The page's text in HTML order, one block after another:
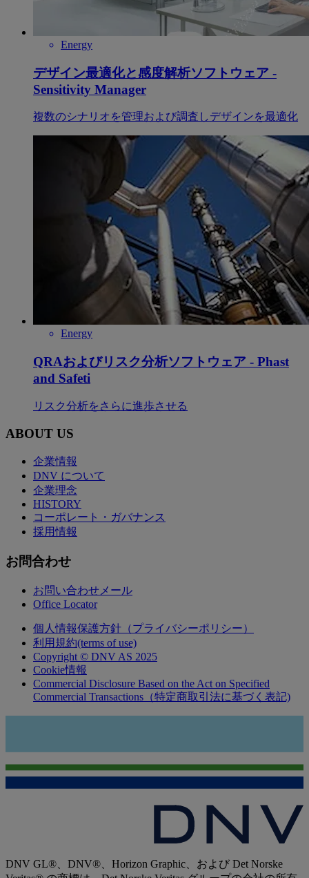
Energy
デザイン最適化と感度解析ソフトウェア -
Sensitivity Manager
複数のシナリオを管理および調査しデザインを最適化
Energy
QRAおよびリスク分析ソフトウェア - Phast
and Safeti
リスク分析をさらに進歩させる
ABOUT US
企業情報
DNV について
企業理念
HISTORY
コーポレート・ガバナンス
採用情報
お問合わせ
お問い合わせメール
Office Locator
個人情報保護方針（プライバシーポリシー）
利用規約(terms of use)
Copyright © DNV AS 2025
Cookie情報
Commercial Disclosure Based on the Act on Specified
Commercial Transactions（特定商取引法に基づく表記)
DNV GL®、DNV®、Horizon Graphic、および Det Norske